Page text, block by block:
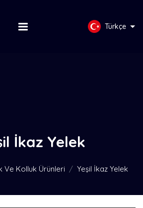
Türkçe
İkaz Yelek
Ve Kolluk Ürünleri Yeşil İkaz Yelek